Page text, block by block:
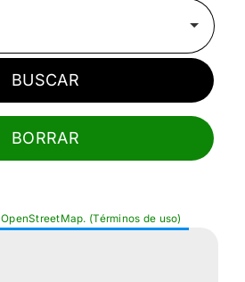
BUSCAR
BORRAR
OpenStreetMap. (Términos de uso)